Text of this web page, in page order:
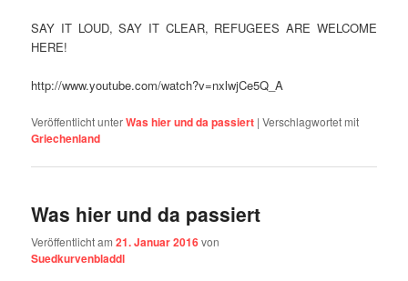
SAY IT LOUD, SAY IT CLEAR, REFUGEES ARE WELCOME
HERE!
http://www.youtube.com/watch?v=nxlwjCe5Q_A
Veröffentlicht unterWas hier und da passiert |Verschlagwortet mit
Griechenland
Was hier und da passiert
Veröffentlicht am21. Januar 2016von
Suedkurvenbladdl